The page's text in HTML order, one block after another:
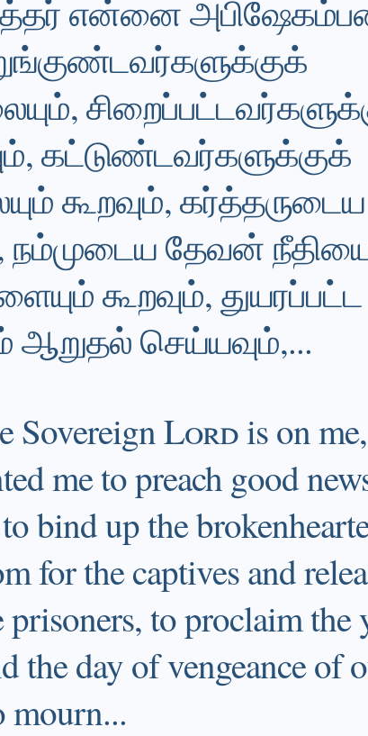
என்னை
கட்டுண்டவர்களுக்குக்
கூறவும்,
நம்முடைய தேவன்
கூறவும், துயரப்பட்ட
செய்யவும்,...
SovereignLordis on
me to preach good
bind up the
for the captives and
prisoners, to proclaim the
the day of vengeance of
mourn...